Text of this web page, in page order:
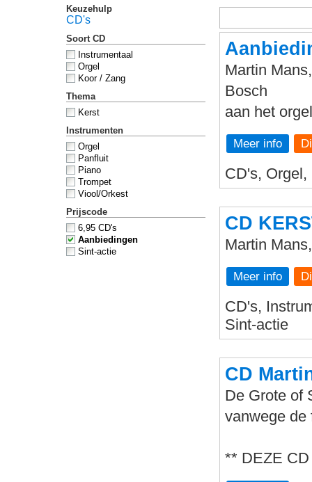
Keuzehulp
CD's
Soort CD
Instrumentaal
Orgel
Koor / Zang
Thema
Kerst
Instrumenten
Orgel
Panfluit
Piano
Trompet
Viool/Orkest
Prijscode
6,95 CD's
Aanbiedingen
Sint-actie
Martin
Bosch
aan het
Meer info
CD's, Orgel,
CD
Martin
Meer info
CD's,
Sint-actie
CD
De Grote of
vanwege de
** DEZE